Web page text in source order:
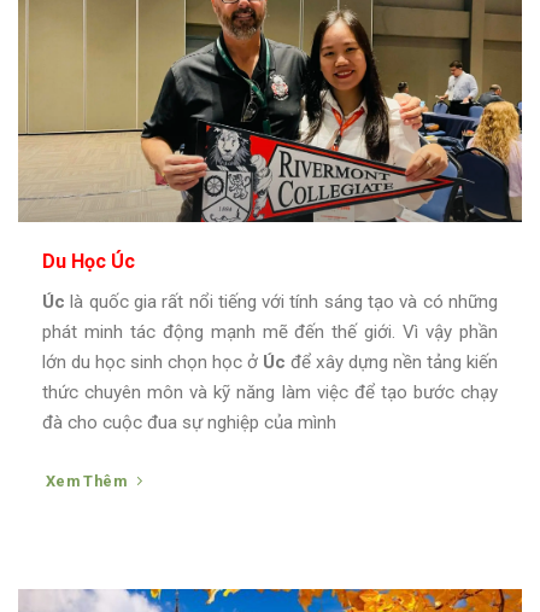
Du Học Úc
Úc là quốc gia rất nổi tiếng với tính sáng tạo và có những
phát minh tác động mạnh mẽ đến thế giới. Vì vậy phần
lớn du học sinh chọn học ở Úc để xây dựng nền tảng kiến
thức chuyên môn và kỹ năng làm việc để tạo bước chạy
đà cho cuộc đua sự nghiệp của mình
Xem Thêm